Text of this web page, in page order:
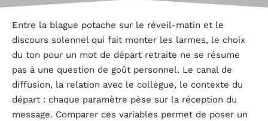
Entre la blague potache sur le réveil-matin et le
discours solennel qui fait monter les larmes, le choix
du ton pour un mot de départ retraite ne se résume
pas à une question de goût personnel. Le canal de
diffusion, la relation avec le collègue, le contexte du
départ : chaque paramètre pèse sur la réception du
message. Comparer ces variables permet de poser un